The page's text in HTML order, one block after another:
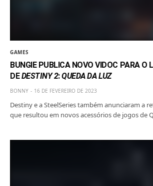
GAMES
BUNGIE PUBLICA NOVO VIDOC PARA O
DEDESTINY 2:QUEDA DA LUZ
BONNY 16 DE FEVEREIRO DE 2023
Destiny e a SteelSeries também anunciaram a
que resultou em novos acessórios de jogos de